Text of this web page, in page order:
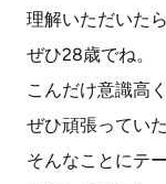
理解いただいた
ぜひ28歳でね。
こんだけ意識高
ぜひ頑張ってい
そんなことにテ